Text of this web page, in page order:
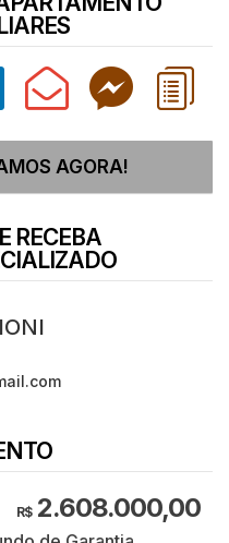
AGORA!
RECEBA
R$2.608.000,00